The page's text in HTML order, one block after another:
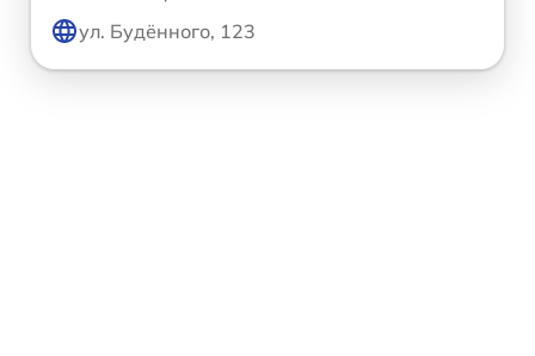
ул. Будённого, 123